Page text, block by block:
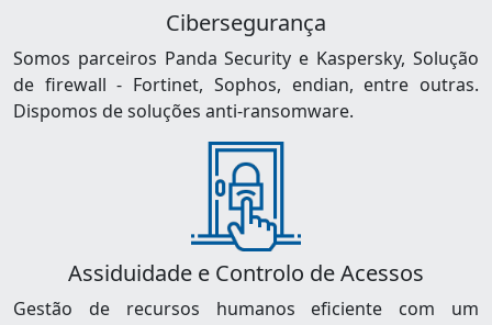
Cibersegurança
Somos parceiros Panda Security e Kaspersky, Solução
de firewall - Fortinet, Sophos, endian, entre outras.
Dispomos de soluções anti-ransomware.
Assiduidade e Controlo de Acessos
Gestão de recursos humanos eficiente com um